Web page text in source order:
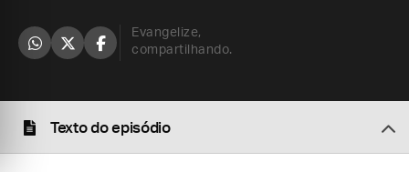
Evangelize,
compartilhando.
Texto do episódio